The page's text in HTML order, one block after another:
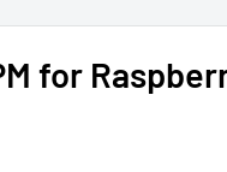
for